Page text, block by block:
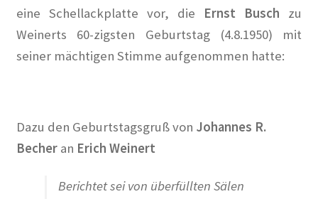
Entstehungsgeschichte
Erinnerungen
Der Künstlerfriedhof Berlin-Friedenau
eine Schellackplatte vor, die Ernst Busch zu
Weinerts 60-zigsten Geburtstag (4.8.1950) mit
seiner mächtigen Stimme aufgenommen hatte:
Dazu den Geburtstagsgruß von Johannes R.
Becheran Erich Weinert
Berichtet sei von überfüllten Sälen